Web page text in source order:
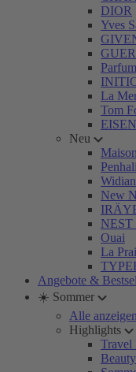
DIOR
Yves
La
Tom
Neu
Widian
New
Ouai
La
Angebote &
☀️ Sommer
Alle anzeigen
Highlights
Travel